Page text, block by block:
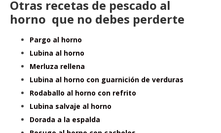
Otras recetas de pescado al
horno que no debes perderte
Pargo al horno
Lubina al horno
Merluza rellena
Lubina al horno con guarnición de verduras
Rodaballo al horno con refrito
Lubina salvaje al horno
Dorada a la espalda